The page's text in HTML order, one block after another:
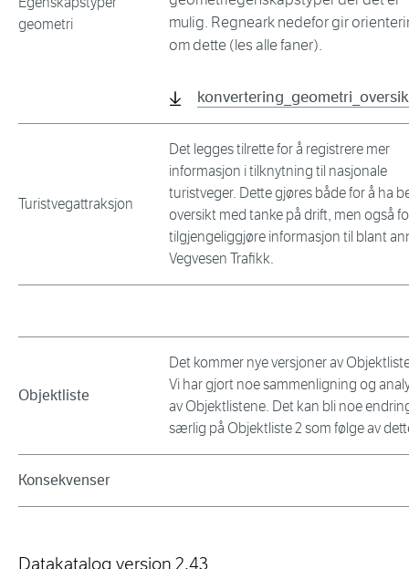
geometri
mulig. Regneark nedefor gir
om dette (les alle faner).
Turistvegattraksjon
Det legges tilrette for å registrere mer
informasjon i tilknytning til nasjonale
turistveger. Dette gjøres både for å ha
oversikt med tanke på drift, men også
tilgjengeliggjøre informasjon til blant
Vegvesen Trafikk.
Objektliste
Det kommer nye versjoner av
Vi har gjort noe sammenligning og
av Objektlistene. Det kan bli noe
særlig på Objektliste 2 som følge av
Konsekvenser
Datakatalog versjon 2.43